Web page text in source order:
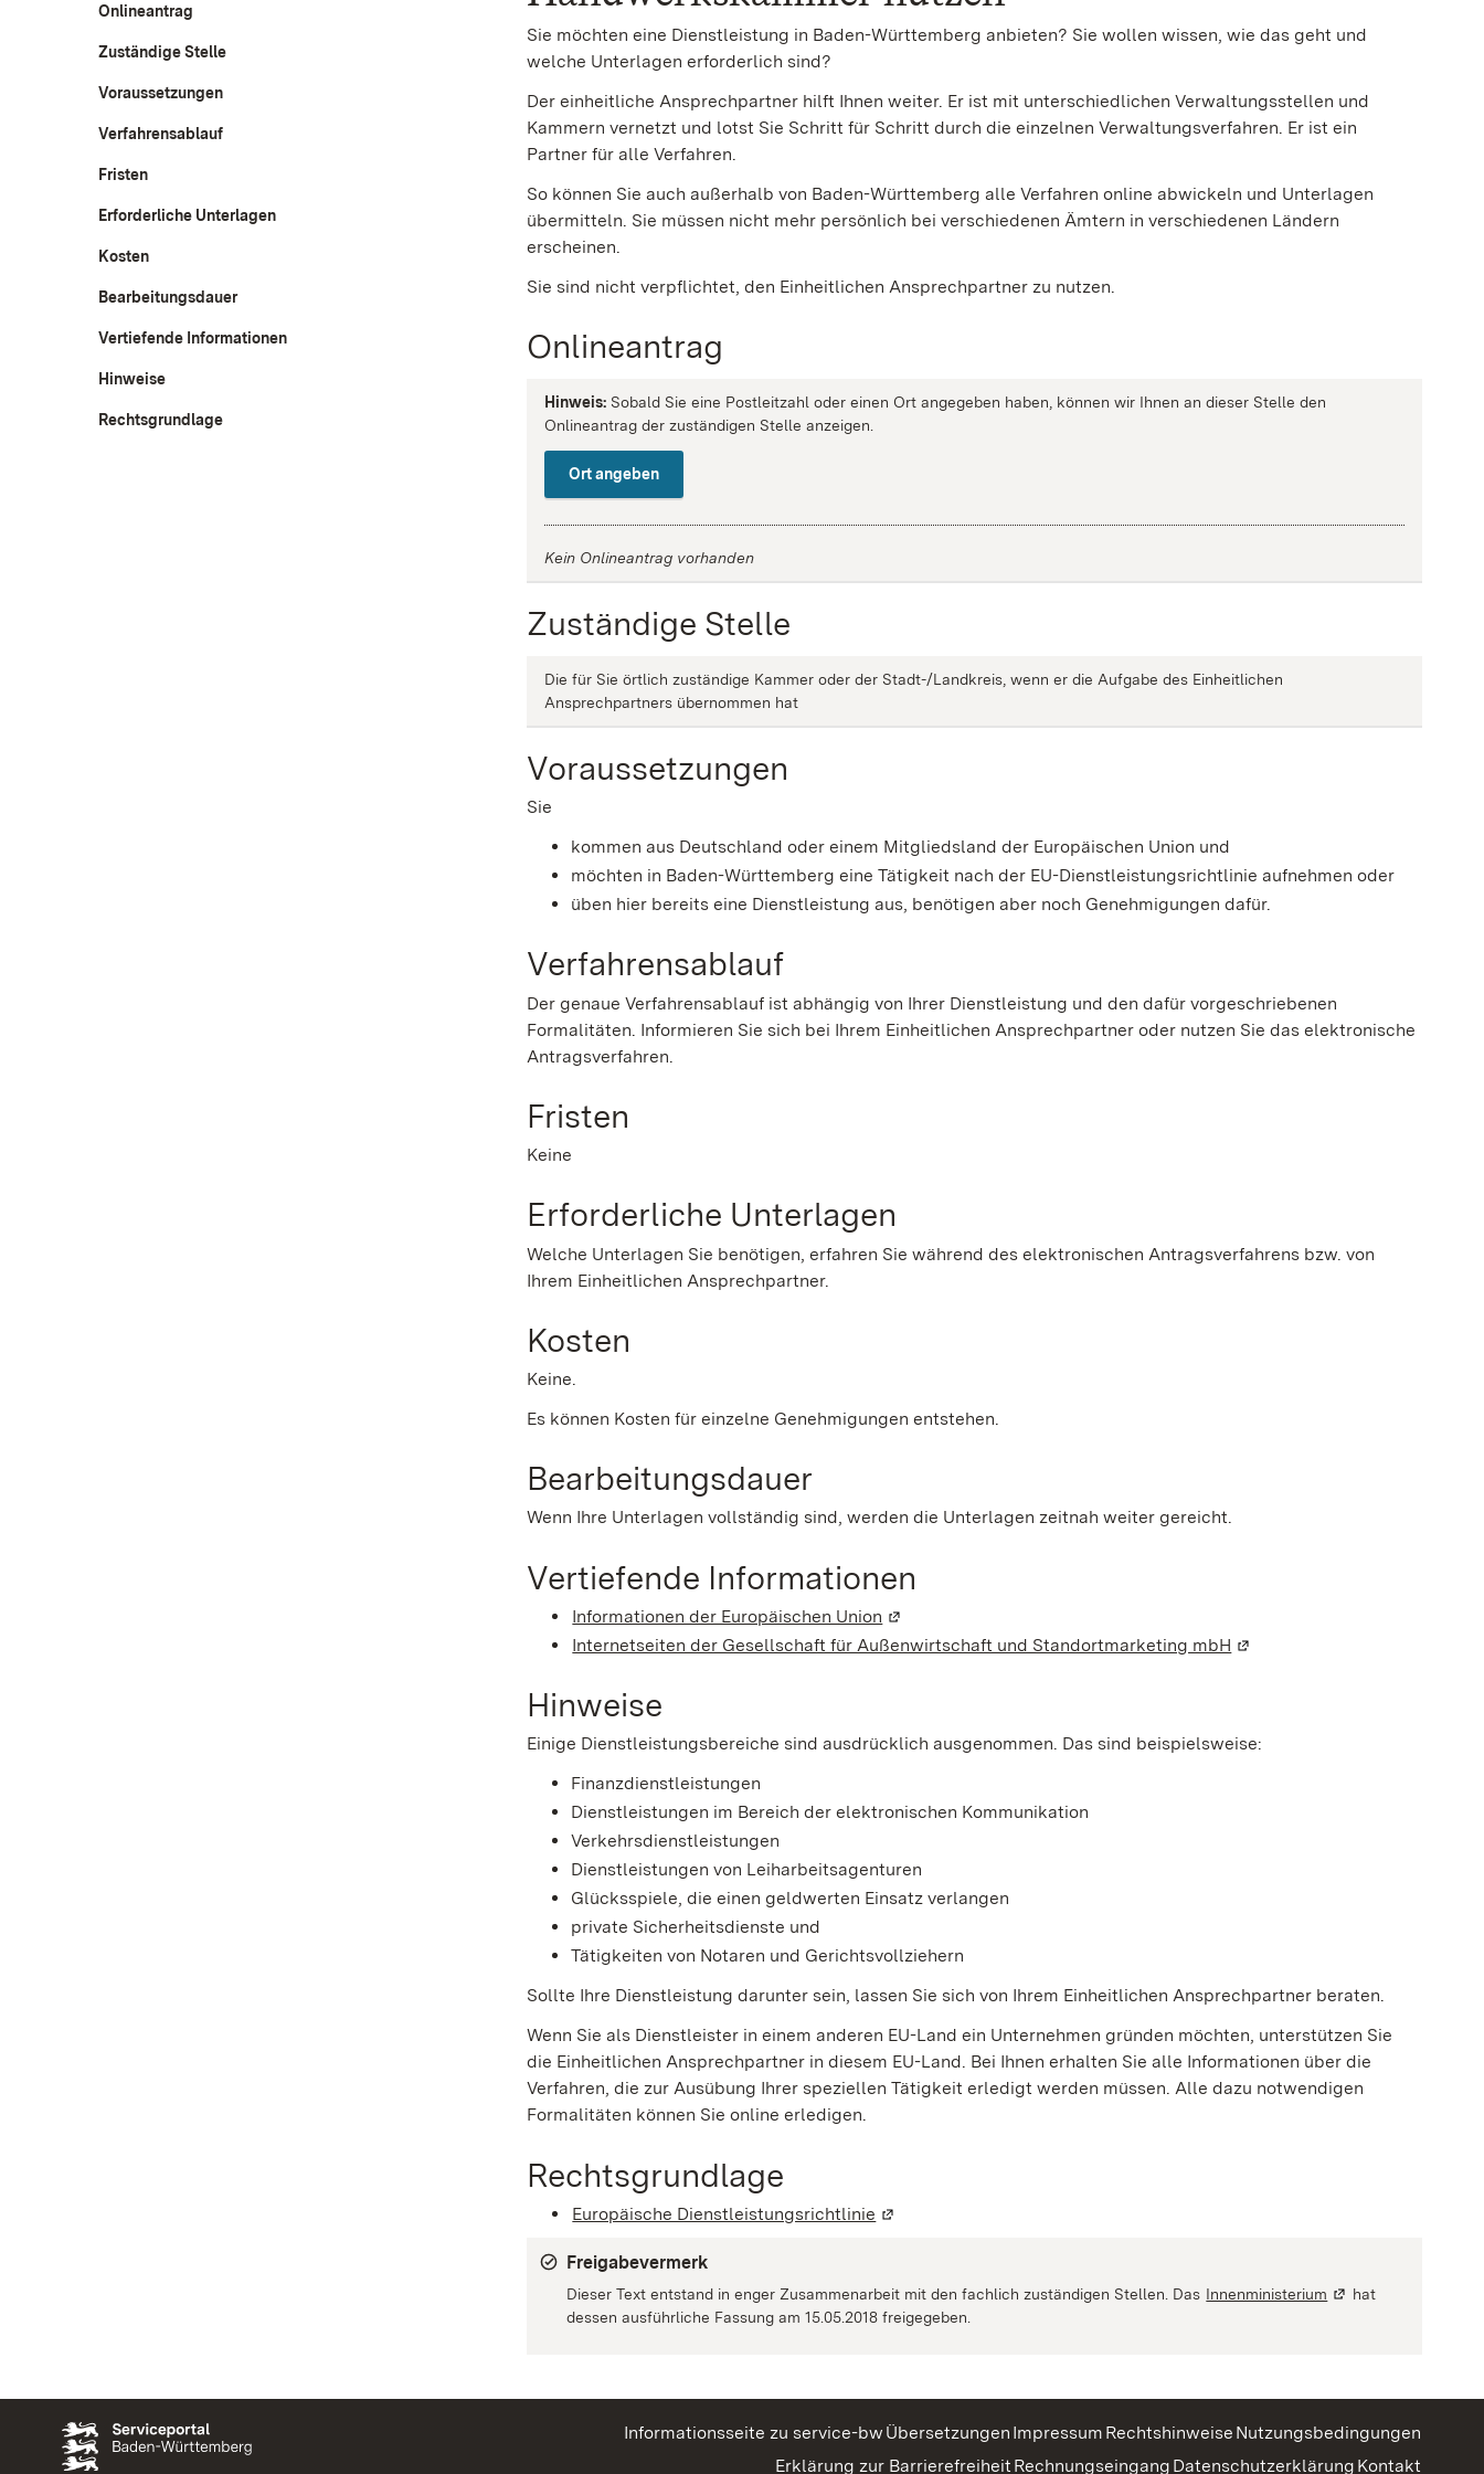
Onlineantrag
Zuständige Stelle
Voraussetzungen
Verfahrensablauf
Fristen
Erforderliche Unterlagen
Kosten
Bearbeitungsdauer
Vertiefende Informationen
Hinweise
Rechtsgrundlage
Sie möchten eine Dienstleistung in Baden-Württemberg anbieten? Sie wollen wissen, wie das geht und
welche Unterlagen erforderlich sind?
Der einheitliche Ansprechpartner hilft Ihnen weiter. Er ist mit unterschiedlichen Verwaltungsstellen und
Kammern vernetzt und lotst Sie Schritt für Schritt durch die einzelnen Verwaltungsverfahren. Er ist ein
Partner für alle Verfahren.
So können Sie auch außerhalb von Baden-Württemberg alle Verfahren online abwickeln und Unterlagen
übermitteln. Sie müssen nicht mehr persönlich bei verschiedenen Ämtern in verschiedenen Ländern
erscheinen.
Sie sind nicht verpflichtet, den Einheitlichen Ansprechpartner zu nutzen.
Onlineantrag
Hinweis: Sobald Sie eine Postleitzahl oder einen Ort angegeben haben, können wir Ihnen an dieser Stelle den
Onlineantrag der zuständigen Stelle anzeigen.
Ort angeben
Kein Onlineantrag vorhanden
Zuständige Stelle
Die für Sie örtlich zuständige Kammer oder der Stadt-/Landkreis, wenn er die Aufgabe des Einheitlichen
Ansprechpartners übernommen hat
Voraussetzungen
Sie
kommen aus Deutschland oder einem Mitgliedsland der Europäischen Union und
möchten in Baden-Württemberg eine Tätigkeit nach der EU-Dienstleistungsrichtlinie aufnehmen oder
üben hier bereits eine Dienstleistung aus, benötigen aber noch Genehmigungen dafür.
Verfahrensablauf
Der genaue Verfahrensablauf ist abhängig von Ihrer Dienstleistung und den dafür vorgeschriebenen
Formalitäten. Informieren Sie sich bei Ihrem Einheitlichen Ansprechpartner oder nutzen Sie das elektronische
Antragsverfahren.
Fristen
Keine
Erforderliche Unterlagen
Welche Unterlagen Sie benötigen, erfahren Sie während des elektronischen Antragsverfahrens bzw. von
Ihrem Einheitlichen Ansprechpartner.
Kosten
Keine.
Es können Kosten für einzelne Genehmigungen entstehen.
Bearbeitungsdauer
Wenn Ihre Unterlagen vollständig sind, werden die Unterlagen zeitnah weiter gereicht.
Vertiefende Informationen
Informationen der Europäischen Union (Wird in einem neuen Fenster geöffnet)
Internetseiten der Gesellschaft für Außenwirtschaft und Standortmarketing mbH (Wird in einem neuen Fenster
Hinweise
Einige Dienstleistungsbereiche sind ausdrücklich ausgenommen. Das sind beispielsweise:
Finanzdienstleistungen
Dienstleistungen im Bereich der elektronischen Kommunikation
Verkehrsdienstleistungen
Dienstleistungen von Leiharbeitsagenturen
Glücksspiele, die einen geldwerten Einsatz verlangen
private Sicherheitsdienste und
Tätigkeiten von Notaren und Gerichtsvollziehern
Sollte Ihre Dienstleistung darunter sein, lassen Sie sich von Ihrem Einheitlichen Ansprechpartner beraten.
Wenn Sie als Dienstleister in einem anderen EU-Land ein Unternehmen gründen möchten, unterstützen Sie
die Einheitlichen Ansprechpartner in diesem EU-Land. Bei Ihnen erhalten Sie alle Informationen über die
Verfahren, die zur Ausübung Ihrer speziellen Tätigkeit erledigt werden müssen. Alle dazu notwendigen
Formalitäten können Sie online erledigen.
Rechtsgrundlage
Europäische Dienstleistungsrichtlinie (Wird in einem neuen Fenster geöffnet)
Freigabevermerk
Dieser Text entstand in enger Zusammenarbeit mit den fachlich zuständigen Stellen. Das Innenministerium (Wird in einem
hat
dessen ausführliche Fassung am 15.05.2018 freigegeben.
Informationsseite zu service-bw Übersetzungen Impressum Rechtshinweise Nutzungsbedingungen
Erklärung zur Barrierefreiheit Rechnungseingang Datenschutzerklärung Kontakt